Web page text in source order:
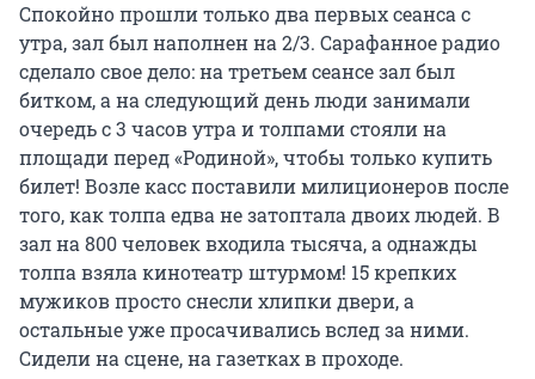
Спокойно прошли только два первых сеанса с
утра, зал был наполнен на 2/3. Сарафанное радио
сделало свое дело: на третьем сеансе зал был
битком, а на следующий день люди занимали
очередь с 3 часов утра и толпами стояли на
площади перед «Родиной», чтобы только купить
билет! Возле касс поставили милиционеров после
того, как толпа едва не затоптала двоих людей. В
зал на 800 человек входила тысяча, а однажды
толпа взяла кинотеатр штурмом! 15 крепких
мужиков просто снесли хлипки двери, а
остальные уже просачивались вслед за ними.
Сидели на сцене, на газетках в проходе.